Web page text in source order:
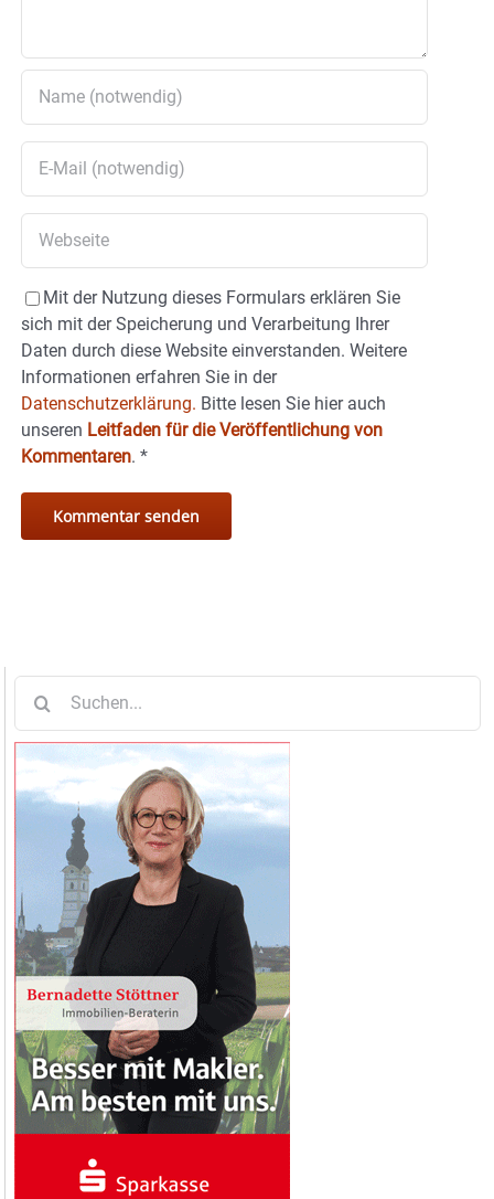
Mit der Nutzung dieses Formulars erklären Sie
sich mit der Speicherung und Verarbeitung Ihrer
Daten durch diese Website einverstanden. Weitere
Informationen erfahren Sie in der
Datenschutzerklärung. Bitte lesen Sie hier auch
unseren Leitfaden für die Veröffentlichung von
Kommentaren. *
nach: